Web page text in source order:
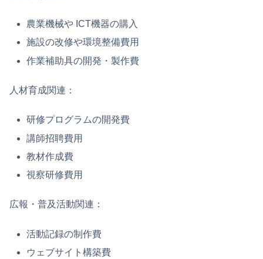
農業機械や ICT機器の購入
施設の改修や環境整備費用
作業補助具の開発・製作費
人材育成関連：
研修プログラムの開発費
講師招聘費用
教材作成費
視察研修費用
広報・普及活動関連：
活動記録の制作費
ウェブサイト構築費